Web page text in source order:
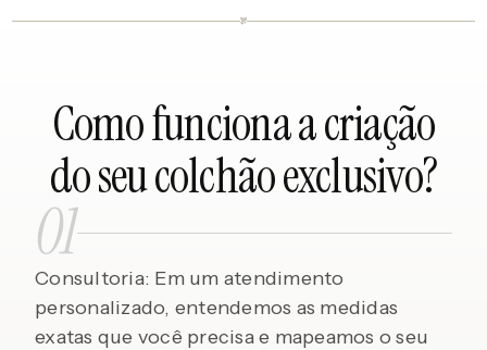
Como funciona a criação
do seu colchão exclusivo?
01
Consultoria: Em um atendimento
personalizado, entendemos as medidas
exatas que você precisa e mapeamos o seu